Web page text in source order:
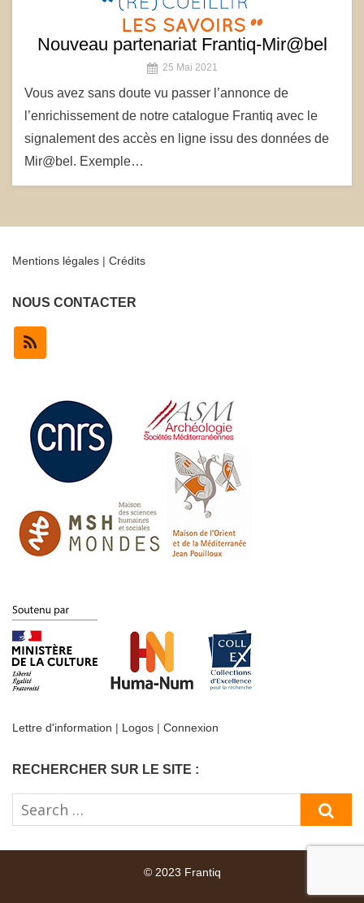
Nouveau partenariat Frantiq-Mir@bel
25 Mai 2021
Vous avez sans doute vu passer l’annonce de
l’enrichissement de notre catalogue Frantiq avec le
signalement des accès en ligne issu des données de
Mir@bel. Exemple…
Mentions légales | Crédits
NOUS CONTACTER
Lettre d'information | Logos | Connexion
RECHERCHER SUR LE SITE :
Search
for:
© 2023 Frantiq